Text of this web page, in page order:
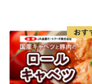
また、島ではお
７年から行われ
ゥ・ピープル」
は、小値賀町の